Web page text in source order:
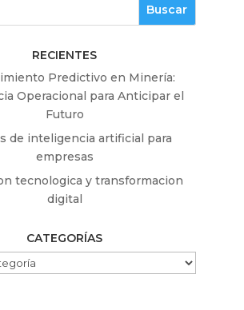
RECIENTES
Predictivo en Minería:
Operacional para Anticipar el
Futuro
de inteligencia artificial para
empresas
tecnologica y transformacion
digital
CATEGORÍAS